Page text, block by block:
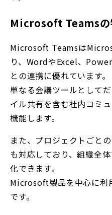
Microsoft Teamsの
Microsoft Teamsは
り、WordやExcel、
との連携に優れています。
単なる会議ツールとして
イル共有を含む社内コミ
機能します。
また、プロジェクトごと
も対応しており、組織全
化できます。
Microsoft製品を中心に利
です。